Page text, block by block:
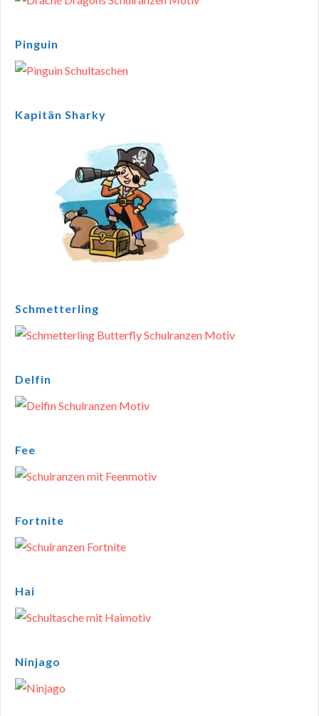
Pinguin
Kapitän Sharky
Schmetterling
Delfin
Fee
Fortnite
Hai
Ninjago